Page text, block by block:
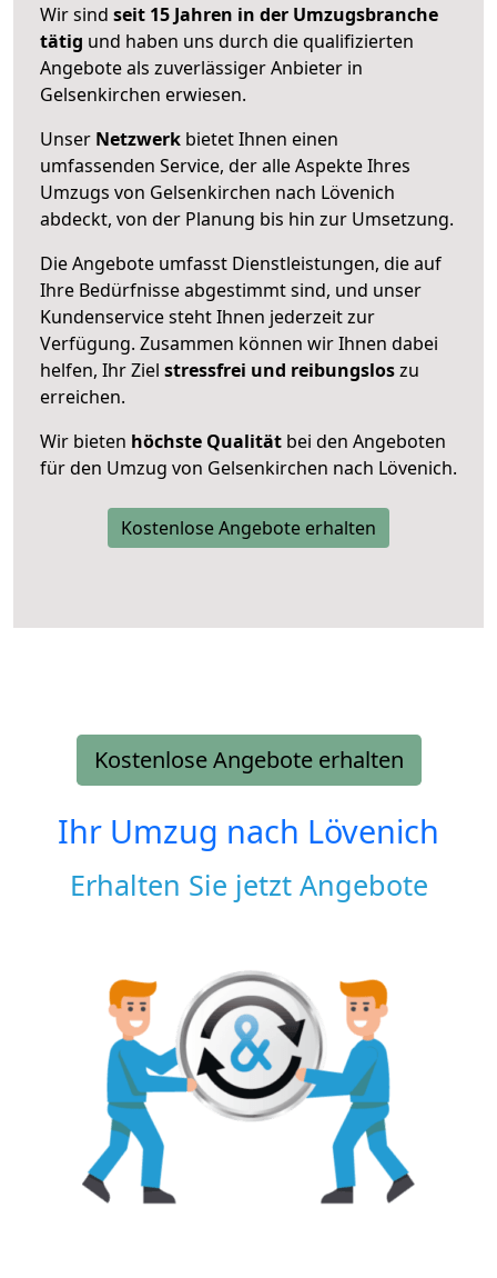
Wir sind seit 15 Jahren in der Umzugsbranche
tätig und haben uns durch die qualifizierten
Angebote als zuverlässiger Anbieter in
Gelsenkirchen erwiesen.
Unser Netzwerk bietet Ihnen einen
umfassenden Service, der alle Aspekte Ihres
Umzugs von Gelsenkirchen nach Lövenich
abdeckt, von der Planung bis hin zur Umsetzung.
Die Angebote umfasst Dienstleistungen, die auf
Ihre Bedürfnisse abgestimmt sind, und unser
Kundenservice steht Ihnen jederzeit zur
Verfügung. Zusammen können wir Ihnen dabei
helfen, Ihr Ziel stressfrei und reibungsloszu
erreichen.
Wir bieten höchste Qualität bei den Angeboten
für den Umzug von Gelsenkirchen nach Lövenich.
Kostenlose Angebote erhalten
Kostenlose Angebote erhalten
Ihr Umzug nach Lövenich
Erhalten Sie jetzt Angebote